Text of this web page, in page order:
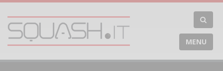
MENU